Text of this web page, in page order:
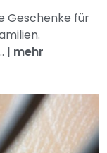
Geschenke für
| mehr